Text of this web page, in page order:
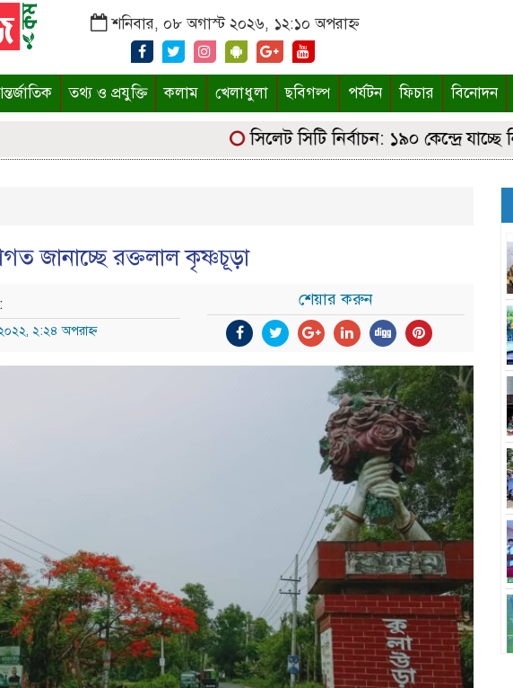
শনিবার, ০৮ অগাস্ট ২০২৬, ১২:১০ অপরাহ্ন
তথ্য ও প্রযুক্তি কলাম খেলাধুলা ছবিগল্প পর্যটন ফিচার বিনোদন
সিলেট সিটি নির্বাচন: ১৯০ কেন্দ্রে যাচ্ছে
জানাচ্ছে রক্তলাল কৃষ্ণচূড়া
২:২৪ অপরাহ্ন
শেয়ার করুন